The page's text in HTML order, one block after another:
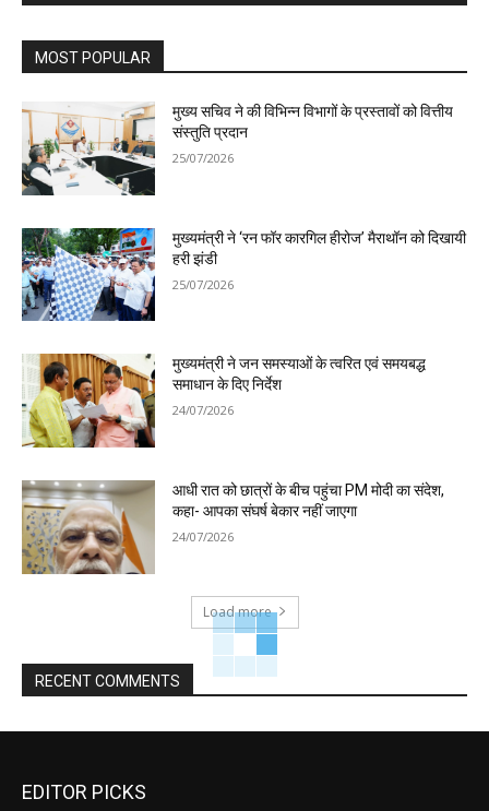
MOST POPULAR
मुख्य सचिव ने की विभिन्न विभागों के प्रस्तावों को वित्तीय
संस्तुति प्रदान
25/07/2026
मुख्यमंत्री ने ‘रन फॉर कारगिल हीरोज’ मैराथॉन को दिखायी
हरी झंडी
25/07/2026
मुख्यमंत्री ने जन समस्याओं के त्वरित एवं समयबद्ध
समाधान के दिए निर्देश
24/07/2026
आधी रात को छात्रों के बीच पहुंचा PM मोदी का संदेश,
कहा- आपका संघर्ष बेकार नहीं जाएगा
24/07/2026
Load more
RECENT COMMENTS